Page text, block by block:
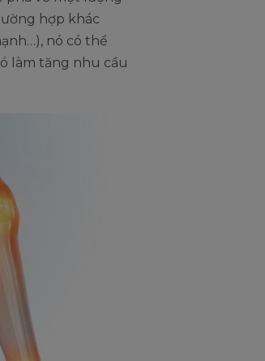
hợp khác
nó có thể
làm tăng nhu cầu